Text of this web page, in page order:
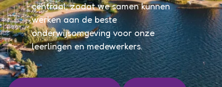
centraal, zodat we samen kunnen
werken aan de beste
onderwijsomgeving voor onze
leerlingen en medewerkers.